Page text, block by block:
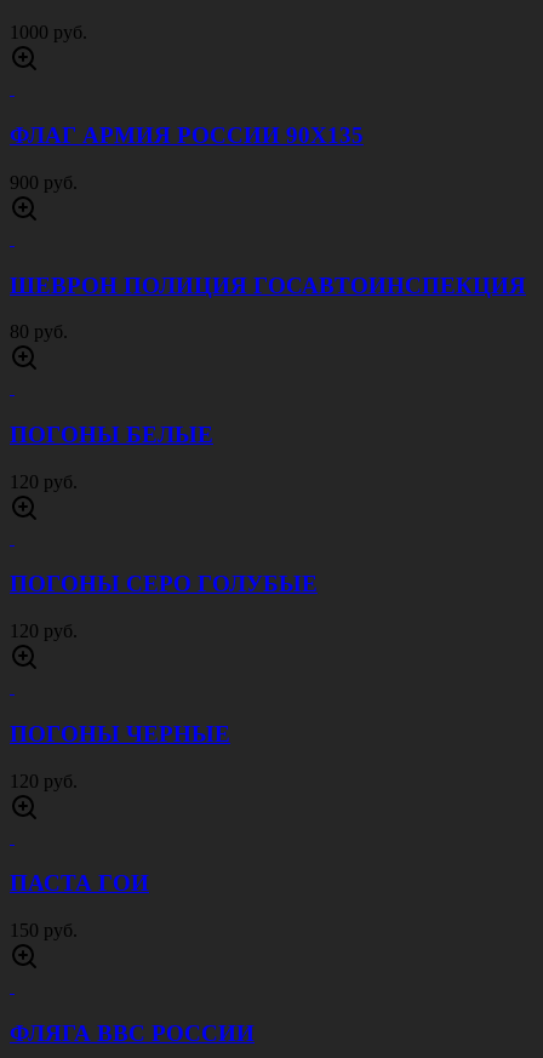
1000 руб.
ФЛАГ АРМИЯ РОССИИ 90Х135
900 руб.
ШЕВРОН ПОЛИЦИЯ ГОСАВТОИНСПЕКЦИЯ
80 руб.
ПОГОНЫ БЕЛЫЕ
120 руб.
ПОГОНЫ СЕРО ГОЛУБЫЕ
120 руб.
ПОГОНЫ ЧЕРНЫЕ
120 руб.
ПАСТА ГОИ
150 руб.
ФЛЯГА ВВС РОССИИ